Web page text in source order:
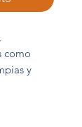
como
y